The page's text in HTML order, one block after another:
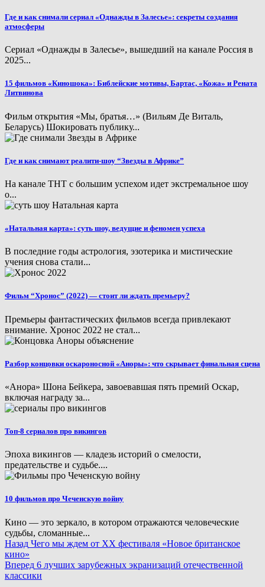
Где и как снимали сериал «Однажды в Залесье»: секреты создания
атмосферы
Сериал «Однажды в Залесье», вышедший на канале Россия в
2025...
15 фильмов «Киношока»: Библейские мотивы, Бартас, «Кожа» и Рената
Литвинова
Фильм открытия «Мы, братья…» (Вильям Де Виталь,
Беларусь) Шокировать публику...
Где и как снимают реалити-шоу “Звезды в Африке”
На канале ТНТ с большим успехом идет экстремальное шоу
о...
«Натальная карта»: суть шоу, ведущие и феномен успеха
В последние годы астрология, эзотерика и мистические
учения снова стали...
Фильм “Хронос” (2022) — стоит ли ждать премьеру?
Премьеры фантастических фильмов всегда привлекают
внимание. Хронос 2022 не стал...
Разбор концовки оскароносной «Аноры»: что скрывает финальная сцена
«Анора» Шона Бейкера, завоевавшая пять премий Оскар,
включая награду за...
Топ-8 сериалов про викингов
Эпоха викингов — кладезь историй о смелости,
предательстве и судьбе....
10 фильмов про Чеченскую войну
Кино — это зеркало, в котором отражаются человеческие
судьбы, сломанные...
Continue
Reading
Назад Чего мы ждем от XX фестиваля «Новое британское
кино»
Вперед 6 лучших зарубежных экранизаций отечественной
классики